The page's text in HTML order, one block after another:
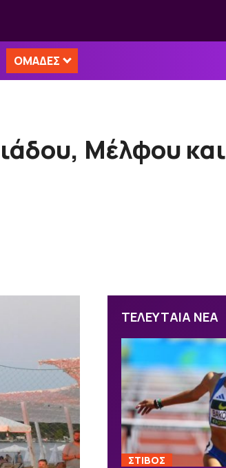
ΟΜΑΔΕΣ
Μέλφου και
ΤΕΛΕΥΤΑΙΑ ΝΕΑ
ΣΤΙΒΟΣ